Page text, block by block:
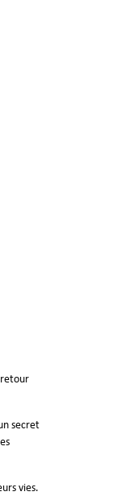
retour
secret
vies.